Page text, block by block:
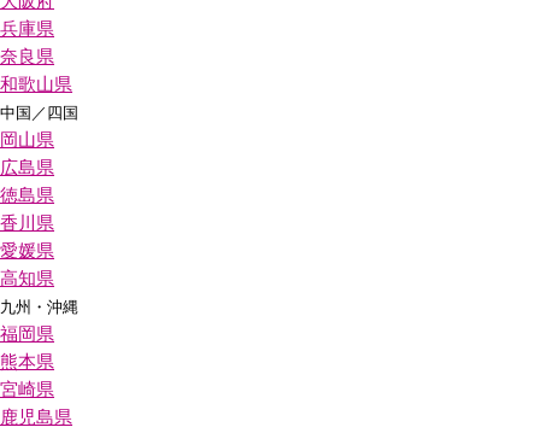
兵庫県
奈良県
和歌山県
中国／四国
岡山県
広島県
徳島県
香川県
愛媛県
高知県
九州・沖縄
福岡県
熊本県
宮崎県
鹿児島県